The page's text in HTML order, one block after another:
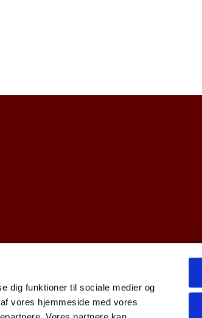
dig funktioner til sociale medier og
vores hjemmeside med vores
Søborg